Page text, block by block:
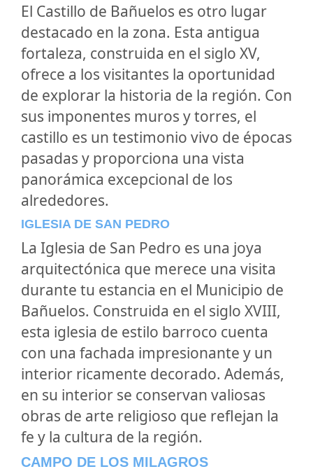
El Castillo de Bañuelos es otro lugar
destacado en la zona. Esta antigua
fortaleza, construida en el siglo XV,
ofrece a los visitantes la oportunidad
de explorar la historia de la región. Con
sus imponentes muros y torres, el
castillo es un testimonio vivo de épocas
pasadas y proporciona una vista
panorámica excepcional de los
alrededores.
IGLESIA DE SAN PEDRO
La Iglesia de San Pedro es una joya
arquitectónica que merece una visita
durante tu estancia en el Municipio de
Bañuelos. Construida en el siglo XVIII,
esta iglesia de estilo barroco cuenta
con una fachada impresionante y un
interior ricamente decorado. Además,
en su interior se conservan valiosas
obras de arte religioso que reflejan la
fe y la cultura de la región.
CAMPO DE LOS MILAGROS